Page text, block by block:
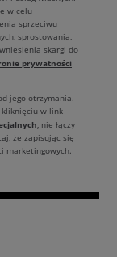
w celu
sprzeciwu
sprostowania,
skargi do
prywatności
jego otrzymania.
kliknięciu w link
, nie łączy
że zapisując się
marketingowych.